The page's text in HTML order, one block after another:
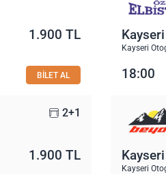
1.900 TL
BİLET AL
Kayseri
Kayseri
18:00
2+1
1.900 TL Kayseri
Kayseri